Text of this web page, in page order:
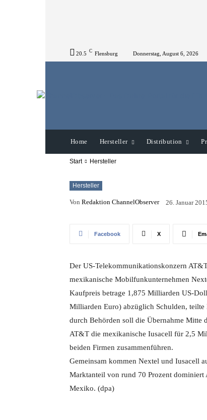
20.5 C Flensburg Donnerstag, August 6, 2026
Home Hersteller Distribution
Start Hersteller
Hersteller
Von Redaktion ChannelObserver 26. Januar
Facebook X
Der US-Telekommunikationskonzern
mexikanische Mobilfunkunternehmen
Kaufpreis betrage 1,875 Milliarden US-
Milliarden Euro) abzüglich Schulden,
durch Behörden soll die Übernahme Mitte
AT&T die mexikanische Iusacell für 2,5
beiden Firmen zusammenführen.
Gemeinsam kommen Nextel und Iusacell
Marktanteil von rund 70 Prozent
Mexiko. (dpa)